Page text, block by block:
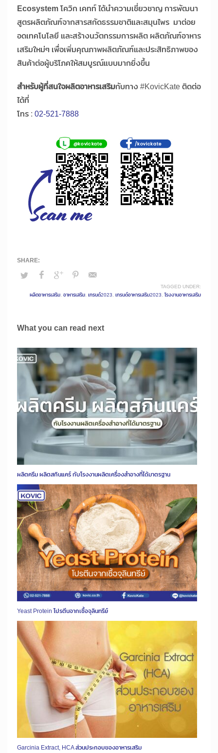
Ecosystemโควิก เคทท์ ได้นำความเชี่ยวชาญ การพัฒนา
สูตรผลิตภัณฑ์จากสารสกัดธรรมชาติและสมุนไพร มาต่อย
อดเทคโนโลยี และสร้างนวัตกรรมการผลิต ผลิตภัณฑ์อาหาร
เสริมใหม่ๆ เพื่อเพิ่มคุณภาพผลิตภัณฑ์และประสิทธิภาพของ
สินค้าต่อผู้บริโภคให้สมบูรณ์แบบมากยิ่งขึ้น
สำหรับผู้ที่สนใจผลิตอาหารเสริมกับทาง #KovicKate ติดต่อ
ได้ที่
โทร : 02-521-7888
TAGGED UNDER:
ผลิตอาหารเสริม, อาหารเสริม, เทรนด์2023, เทรนด์อาหารเสริม2023, โรงงานอาหารเสริม
What you can read next
ผลิตครีม ผลิตสกินแคร์ กับโรงงานผลิตเครื่องสำอางที่ได้มาตรฐาน
Yeast Protein โปรตีนจากเชื้อจุลินทรีย์
Garcinia Extract, HCA ส่วนประกอบของอาหารเสริม